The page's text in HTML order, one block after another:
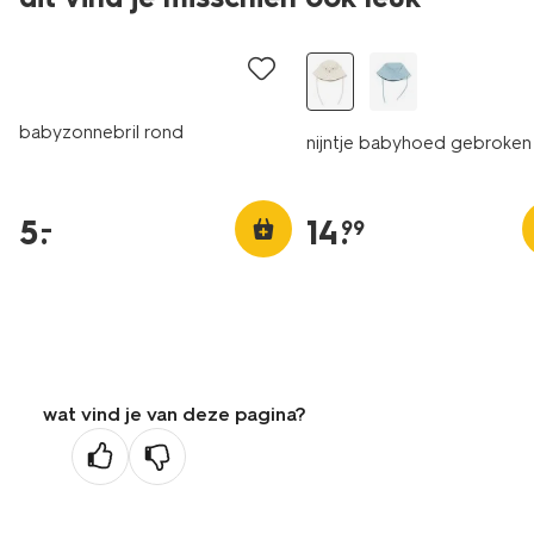
laag geprijsd
babyzonnebril rond
5.
–
nijntje babyhoed
14.
99
wat vind je van deze pagina?